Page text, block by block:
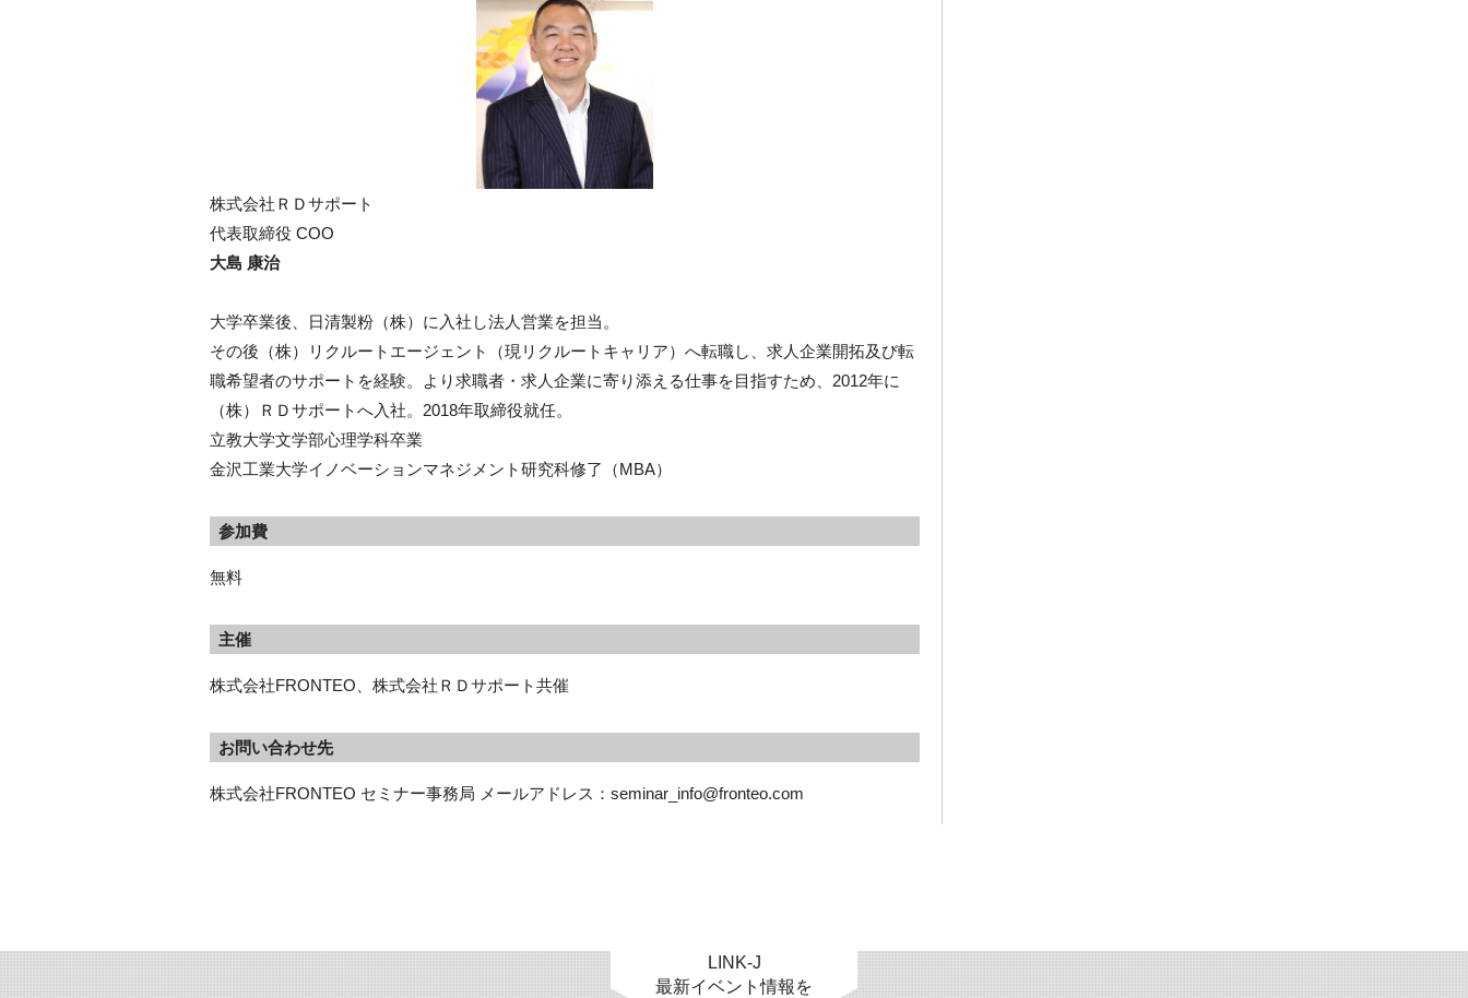
株式会社ＲＤサポート
代表取締役 COO
大島 康治
大学卒業後、日清製粉（株）に入社し法人営業を担当。
その後（株）リクルートエージェント（現リクルートキャリア）へ転職し、求人企業開拓及び転
職希望者のサポートを経験。より求職者・求人企業に寄り添える仕事を目指すため、2012年に
（株）ＲＤサポートへ入社。2018年取締役就任。
立教大学文学部心理学科卒業
金沢工業大学イノベーションマネジメント研究科修了（MBA）
参加費
無料
主催
株式会社FRONTEO、株式会社ＲＤサポート共催
お問い合わせ先
株式会社FRONTEO セミナー事務局 メールアドレス：seminar_info@fronteo.com
LINK-J
最新イベント情報を